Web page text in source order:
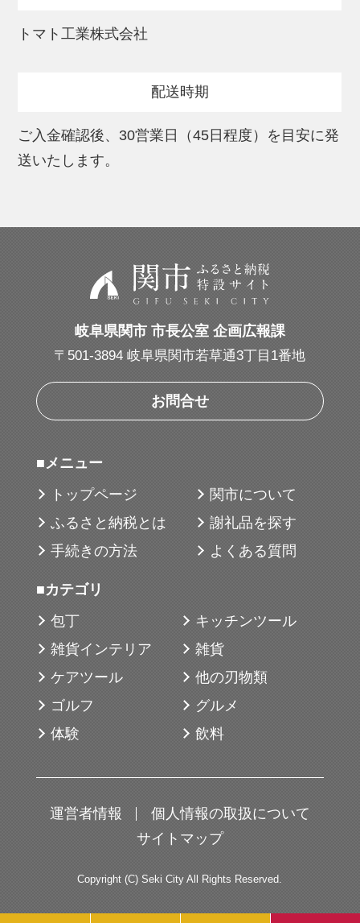
ボトル・鉄くず・プラスチック・一般ご
どれか1つをお選びいただき備考欄にご記入
選ばれない場合、一般ゴミ のシールにな
ります。
トマト工業株式会社
配送時期
ご入金確認後、30営業日（45日程度）を目安に発
送いたします。
岐阜県関市 市長公室 企画広報課
〒501-3894 岐阜県関市若草通3丁目1番地
お問合せ
■メニュー
トップページ
関市について
ふるさと納税とは
謝礼品を探す
手続きの方法
よくある質問
■カテゴリ
包丁
キッチンツール
雑貨インテリア
雑貨
ケアツール
他の刃物類
ゴルフ
グルメ
体験
飲料
運営者情報
個人情報の取扱について
サイトマップ
Copyright (C) Seki City All Rights Reserved.